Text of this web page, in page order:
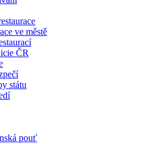
ve městě
ČR
státu
pouť